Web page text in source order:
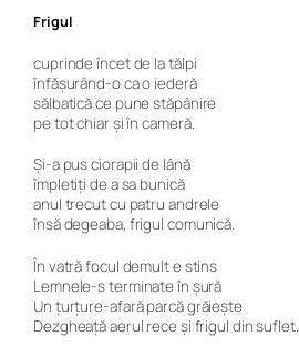
Frigul
cuprinde încet de la tălpi
înfășurând-o ca o iederă
sălbatică ce pune stăpânire
pe tot chiar și în cameră.
Și-a pus ciorapii de lână
împletiți de a sa bunică
anul trecut cu patru andrele
însă degeaba, frigul comunică.
În vatră focul demult e stins
Lemnele-s terminate în șură
Un țurțure-afară parcă grăiește
Dezgheață aerul rece și frigul din suflet.